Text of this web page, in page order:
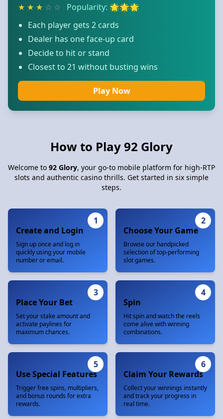
★ ★ ★ ☆ ☆
Popularity: 🌟🌟🌟
Each player gets 2 cards
Dealer has one face-up card
Decide to hit or stand
Closest to 21 without busting wins
Play Now
How to Play 92 Glory
Welcome to 92 Glory, your go-to mobile platform for high-RTP
slots and authentic casino thrills. Get started in six simple
steps.
1
Create and Login
Sign up once and log in
quickly using your mobile
number or email.
2
Choose Your Game
Browse our handpicked
selection of top-performing
slot games.
3
Place Your Bet
Set your stake amount and
activate paylines for
maximum chances.
4
Spin
Hit spin and watch the reels
come alive with winning
combinations.
5
Use Special Features
Trigger free spins, multipliers,
and bonus rounds for extra
rewards.
6
Claim Your Rewards
Collect your winnings instantly
and track your progress in
real time.